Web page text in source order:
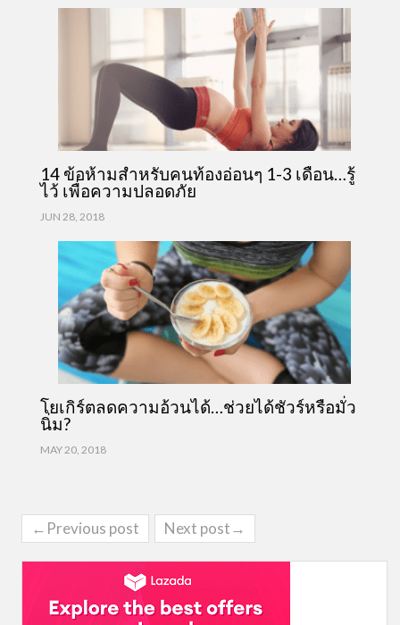
14 ข้อห้ามสำหรับคนท้องอ่อนๆ 1-3 เดือน…รู้
ไว้ เพื่อความปลอดภัย
JUN 28, 2018
โยเกิร์ตลดความอ้วนได้…ช่วยได้ชัวร์หรือมั่ว
นิ่ม?
MAY 20, 2018
←Previous post Next post→